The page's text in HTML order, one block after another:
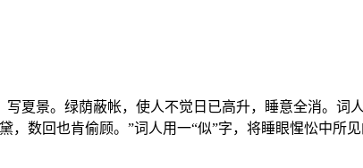
夏景。绿荫蔽帐，使人不觉日已高升，睡意全消。
数回也肯偷顾。”词人用一“似”字，将睡眼惺忪中所